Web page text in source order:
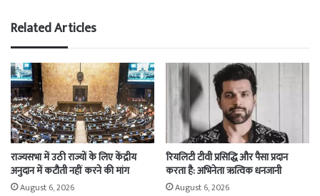
Related Articles
राज्यसभा में उठी राज्यों के लिए केंद्रीय
अनुदान में कटौती नहीं करने की मांग
August 6, 2026
रियलिटी टीवी प्रसिद्धि और पैसा प्रदान
करता है: अभिनेता ऋत्विक धनजानी
August 6, 2026